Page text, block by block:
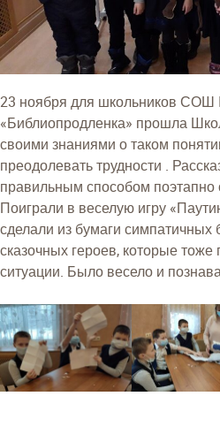
23 ноября для школьников СОШ
«Библиопродленка» прошла
своими знаниями о таком
преодолевать трудности .
правильным способом поэтапно
Поиграли в веселую игру
сделали из бумаги симпатичных
сказочных героев, которые
ситуации. Было весело и